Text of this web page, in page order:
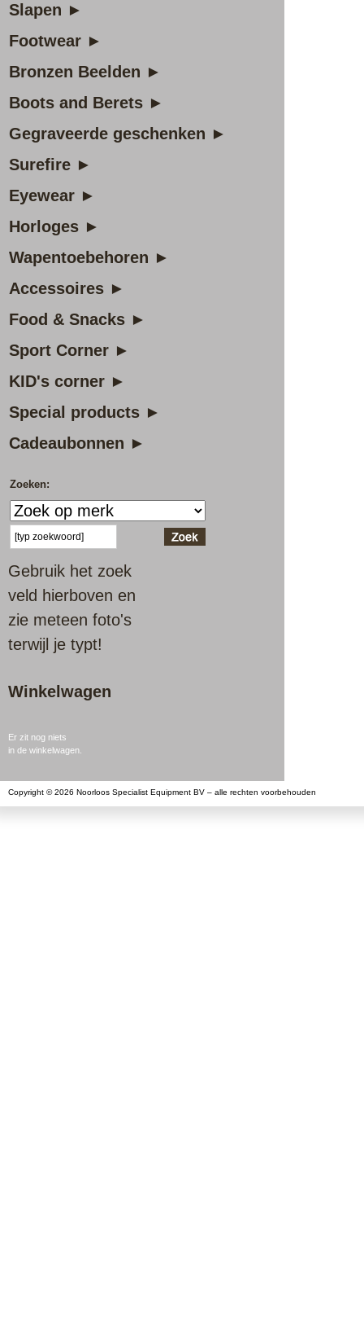
Slapen ►
Footwear ►
Bronzen Beelden ►
Boots and Berets ►
Gegraveerde geschenken ►
Surefire ►
Eyewear ►
Horloges ►
Wapentoebehoren ►
Accessoires ►
Food & Snacks ►
Sport Corner ►
KID's corner ►
Special products ►
Cadeaubonnen ►
Zoeken:
Gebruik het zoek
veld hierboven en
zie meteen foto's
terwijl je typt!
Winkelwagen
Er zit nog niets
in de winkelwagen.
Copyright © 2026 Noorloos Specialist Equipment BV – alle rechten voorbehouden